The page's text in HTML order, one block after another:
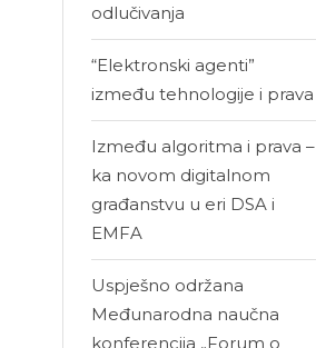
odlučivanja
“Elektronski agenti”
između tehnologije i prava
Između algoritma i prava –
ka novom digitalnom
građanstvu u eri DSA i
EMFA
Uspješno održana
Međunarodna naučna
konferencija „Forum o